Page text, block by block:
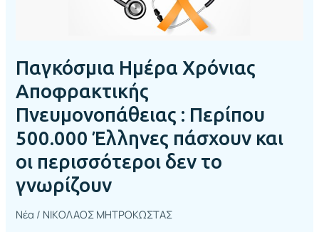
Παγκόσμια Ημέρα Χρόνιας
Αποφρακτικής
Πνευμονοπάθειας : Περίπου
500.000 Έλληνες πάσχουν και
οι περισσότεροι δεν το
γνωρίζουν
Νέα / ΝΙΚΟΛΑΟΣ ΜΗΤΡΟΚΩΣΤΑΣ
δεν
το
γνωρίζουν